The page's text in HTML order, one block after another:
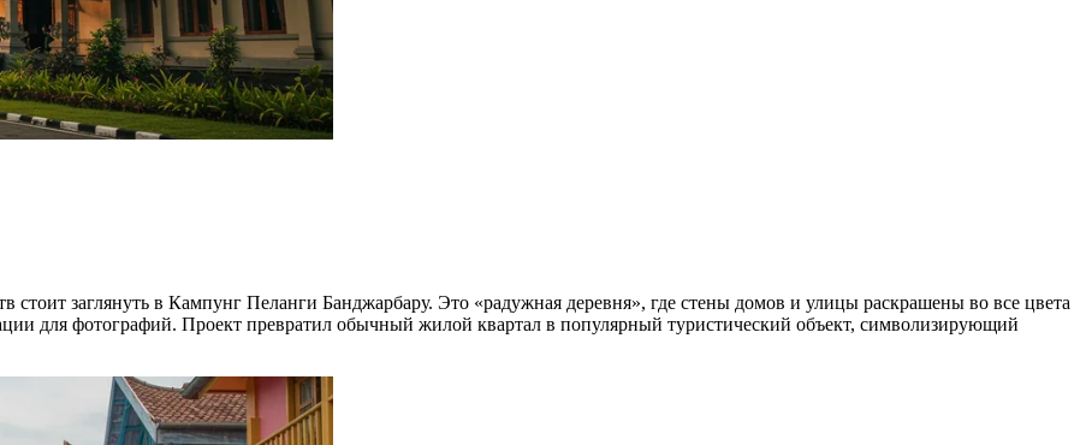
стоит заглянуть в Кампунг Пеланги Банджарбару. Это «радужная деревня», где стены домов и улицы раскрашены во все цвета
для фотографий. Проект превратил обычный жилой квартал в популярный туристический объект, символизирующий